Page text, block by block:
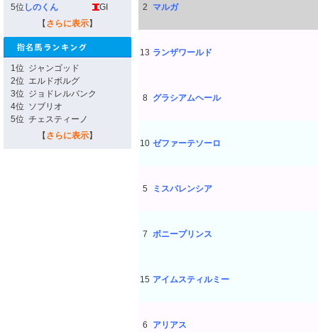
5位 しのくん
GI
【 さらに表示】
1位 ジャンゴッド
2位 エルドボルグ
3位 ジョドレルバンク
4位 ソブリオ
5位 チェスティーノ
【 さらに表示】
2 マルガ
13 ランザワールド
8 グラシアムヘール
10 ゼファーテソーロ
5 ミスバレンシア
7 ボニープリンス
15 アイムスティルミー
6 アリアス